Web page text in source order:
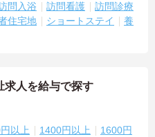
問入浴 訪問看護
訪問診療
住宅地 ショートステイ
養
求人を給与で探す
以上 1400円以上
1600円